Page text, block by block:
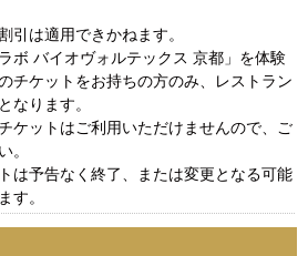
引は適用できかねます。
ボ バイオヴォルテックス 京都」を体験
チケットをお持ちの方のみ、レストラン
なります。
ケットはご利用いただけませんので、ご
。
は予告なく終了、または変更となる可能
す。